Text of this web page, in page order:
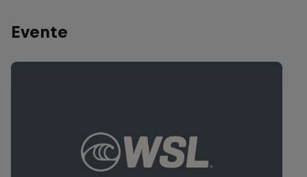
Evente